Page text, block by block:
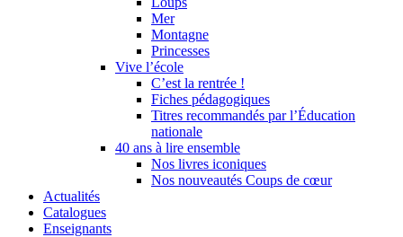
Mer
Montagne
Princesses
Vive l’école
C’est la rentrée !
Fiches pédagogiques
Titres recommandés par l’Éducation
nationale
40 ans à lire ensemble
Nos livres iconiques
Nos nouveautés Coups de cœur
Actualités
Catalogues
Enseignants